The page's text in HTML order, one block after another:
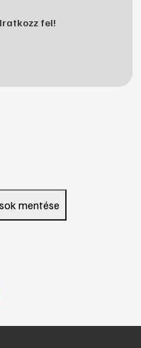
fel!
mentése